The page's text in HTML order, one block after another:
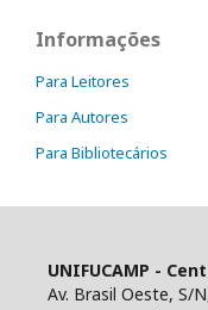
Informações
Para Leitores
Para Autores
Para Bibliotecários
UNIFUCAMP -
Av. Brasil Oeste, S/